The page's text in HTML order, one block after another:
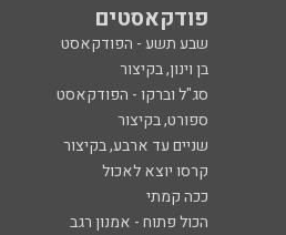
פודקאסטים
שבע תשע - הפודקאסט
בן וינון, בקיצור
סג"ל וברקו - הפודקאסט
ספורט, בקיצור
שניים עד ארבע, בקיצור
קרסו יוצא לאכול
ככה קמתי
הכול פתוח - אמנון רגב